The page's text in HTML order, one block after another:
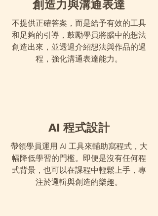
創造力與溝通表達
不提供正確答案，而是給予有效的工具
和足夠的引導，鼓勵學員將腦中的想法
創造出來，並透過介紹想法與作品的過
程，強化溝通表達能力。
AI 程式設計
帶領學員運用 AI 工具來輔助寫程式，大
幅降低學習的門檻。即便是沒有任何程
式背景，也可以在課程中輕鬆上手，專
注於邏輯與創造的樂趣。